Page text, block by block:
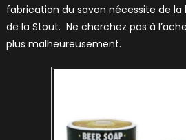
fabrication du savon nécessite de la
de la Stout. Ne cherchez pas à
plus malheureusement.